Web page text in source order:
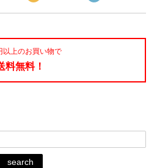
以上のお買い物で
料無料！
search